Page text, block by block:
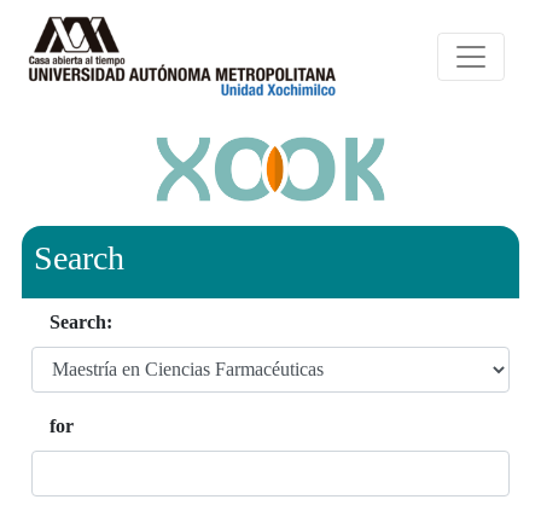
Search
Search:
for